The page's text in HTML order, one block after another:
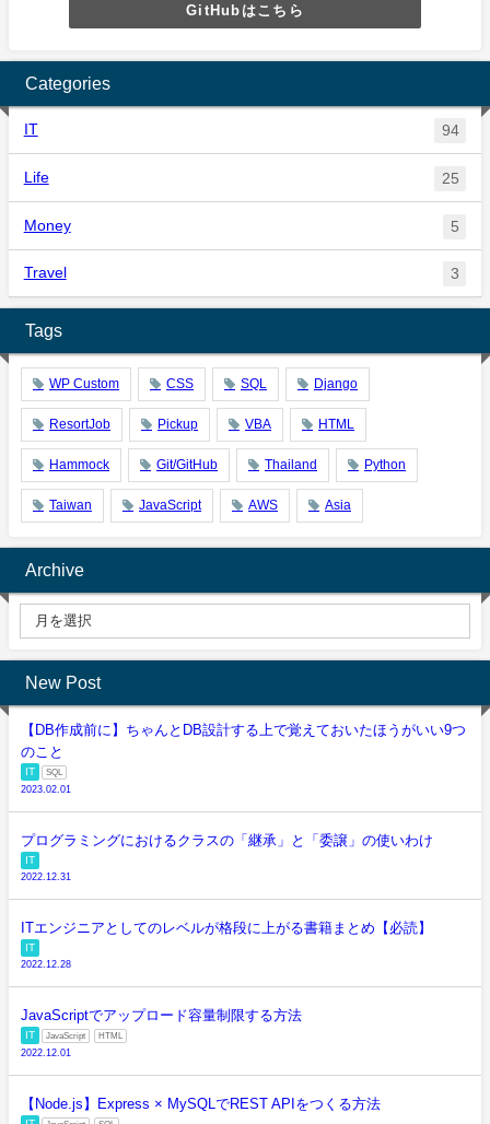
GitHubはこちら
Categories
IT 94
Life 25
Money 5
Travel 3
Tags
WP Custom CSS SQL Django
ResortJob Pickup VBA HTML
Hammock Git/GitHub Thailand Python
Taiwan JavaScript AWS Asia
Archive
New Post
【DB作成前に】ちゃんとDB設計する上で覚えておいたほうがいい9つ
のこと
IT SQL
2023.02.01
プログラミングにおけるクラスの「継承」と「委譲」の使いわけ
IT
2022.12.31
ITエンジニアとしてのレベルが格段に上がる書籍まとめ【必読】
IT
2022.12.28
JavaScriptでアップロード容量制限する方法
IT JavaScript HTML
2022.12.01
【Node.js】Express × MySQLでREST APIをつくる方法